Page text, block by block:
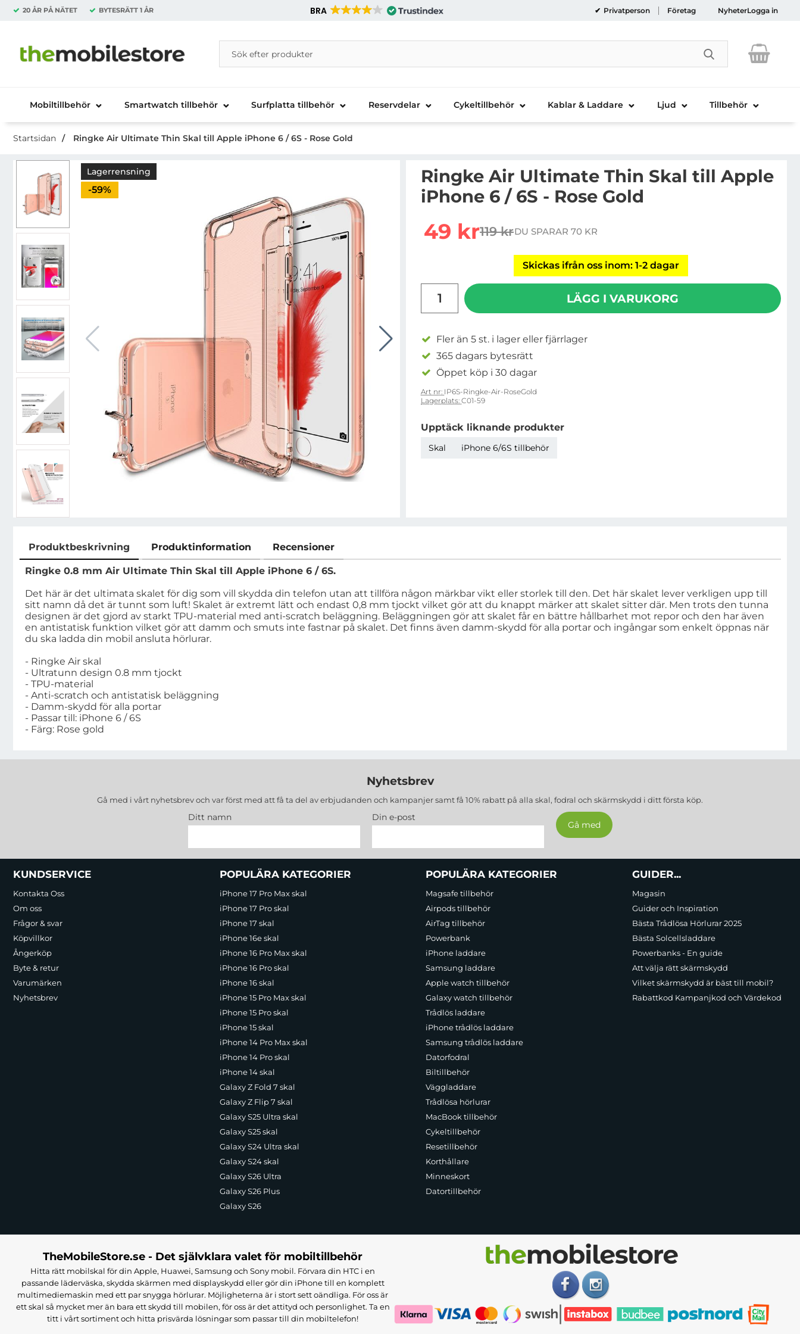
20 ÅR PÅ NÄTET BYTESRÄTT 1 ÅR BRA Privatperson Företag NyheterLogga in
Startsidan för Danira Telecom AB
Sök
Sök på Danira Telecom AB
Genomför
Mobiltillbehör Smartwatch tillbehör Surfplatta tillbehör Reservdelar Cykeltillbehör Kablar & Laddare Ljud Tillbehör
Startsidan Ringke Air Ultimate Thin Skal till Apple iPhone 6 / 6S - Rose Gold
Lagerrensning
Priset är nedsatt med
-59%
Ringke Air Ultimate Thin Skal till Apple
iPhone 6 / 6S - Rose Gold
rea pris
49 krtidigare pris
119 krDU SPARAR 70 KR
Skickas ifrån oss inom: 1-2 dagar
LÄGG I VARUKORG
Fler än 5 st. i lager eller fjärrlager
365 dagars bytesrätt
Öppet köp i 30 dagar
Art nr: IP6S-Ringke-Air-RoseGold
Lagerplats: C01-59
Upptäck liknande produkter
Skal iPhone 6/6S tillbehör
Produktbeskrivning Produktinformation Recensioner
Produktbeskrivning
Ringke 0.8 mm Air Ultimate Thin Skal till Apple iPhone 6 / 6S.
Det här är det ultimata skalet för dig som vill skydda din telefon utan att tillföra någon märkbar vikt eller storlek till den. Det här skalet lever verkligen upp till
sitt namn då det är tunnt som luft! Skalet är extremt lätt och endast 0,8 mm tjockt vilket gör att du knappt märker att skalet sitter där. Men trots den tunna
designen är det gjord av starkt TPU-material med anti-scratch beläggning. Beläggningen gör att skalet får en bättre hållbarhet mot repor och den har även
en antistatisk funktion vilket gör att damm och smuts inte fastnar på skalet. Det finns även damm-skydd för alla portar och ingångar som enkelt öppnas när
du ska ladda din mobil ansluta hörlurar.
- Ringke Air skal
- Ultratunn design 0.8 mm tjockt
- TPU-material
- Anti-scratch och antistatisk beläggning
- Damm-skydd för alla portar
- Passar till: iPhone 6 / 6S
- Färg: Rose gold
Nyhetsbrev
Gå med i vårt nyhetsbrev och var först med att få ta del av erbjudanden och kampanjer samt få 10% rabatt på alla skal, fodral och skärmskydd i ditt första köp.
Ditt namn Din e-post
Sidfot Blandad info och länkar
KUNDSERVICE
Kontakta Oss
Om oss
Frågor & svar
Köpvillkor
Ångerköp
Byte & retur
Varumärken
Nyhetsbrev
POPULÄRA KATEGORIER
iPhone 17 Pro Max skal
iPhone 17 Pro skal
iPhone 17 skal
iPhone 16e skal
iPhone 16 Pro Max skal
iPhone 16 Pro skal
iPhone 16 skal
iPhone 15 Pro Max skal
iPhone 15 Pro skal
iPhone 15 skal
iPhone 14 Pro Max skal
iPhone 14 Pro skal
iPhone 14 skal
Galaxy Z Fold 7 skal
Galaxy Z Flip 7 skal
Galaxy S25 Ultra skal
Galaxy S25 skal
Galaxy S24 Ultra skal
Galaxy S24 skal
Galaxy S26 Ultra
Galaxy S26 Plus
Galaxy S26
POPULÄRA KATEGORIER
Magsafe tillbehör
Airpods tillbehör
AirTag tillbehör
Powerbank
iPhone laddare
Samsung laddare
Apple watch tillbehör
Galaxy watch tillbehör
Trådlös laddare
iPhone trådlös laddare
Samsung trådlös laddare
Datorfodral
Biltillbehör
Väggladdare
Trådlösa hörlurar
MacBook tillbehör
Cykeltillbehör
Resetillbehör
Korthållare
Minneskort
Datortillbehör
GUIDER...
Magasin
Guider och Inspiration
Bästa Trådlösa Hörlurar 2025
Bästa Solcellsladdare
Powerbanks - En guide
Att välja rätt skärmskydd
Vilket skärmskydd är bäst till mobil?
Rabattkod Kampanjkod och Värdekod
TheMobileStore.se - Det självklara valet för mobiltillbehör
Hitta rätt mobilskal för din Apple, Huawei, Samsung och Sony mobil. Förvara din HTC i en
passande läderväska, skydda skärmen med displayskydd eller gör din iPhone till en komplett
multimediemaskin med ett par snygga hörlurar. Möjligheterna är i stort sett oändliga. För oss är
ett skal så mycket mer än bara ett skydd till mobilen, för oss är det attityd och personlighet. Ta en
titt i vårt sortiment och hitta prisvärda lösningar som passar till din mobiltelefon!